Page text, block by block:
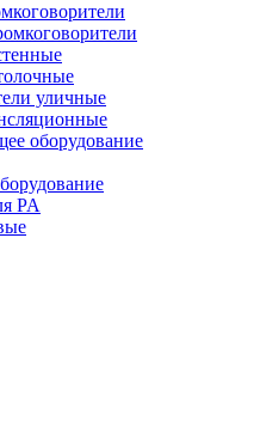
уличные
оборудование
PA